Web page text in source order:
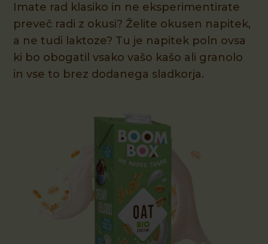
Imate rad klasiko in ne eksperimentirate
preveč radi z okusi? Želite okusen napitek,
a ne tudi laktoze? Tu je napitek poln ovsa
ki bo obogatil vsako vašo kašo ali granolo
in vse to brez dodanega sladkorja.